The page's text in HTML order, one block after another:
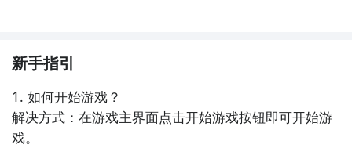
需要解开岛上的谜题，收集物品，找到离开的方法。游
戏中的冒险元素和休闲益智的玩法相结合，给你带来不
一样的游戏体验。
6. 《奇幻魔法学院之谜》：成为一名魔法学院的学生，
新手指引
1. 如何开始游戏？
解决方式：在游戏主界面点击开始游戏按钮即可开始游
戏。